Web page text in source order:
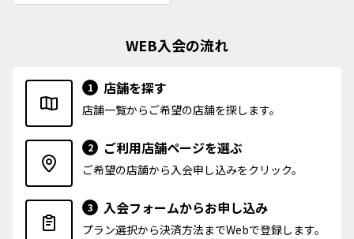
WEB入会の流れ
1 店舗を探す
店舗一覧からご希望の店舗を探します。
2 ご利用店舗ページを選ぶ
ご希望の店舗から入会申し込みをクリック。
3 入会フォームからお申し込み
プラン選択から決済方法までWebで登録します。